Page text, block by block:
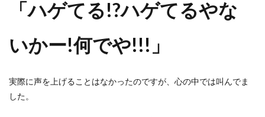
「ハゲてる!?ハゲてるやな
いかー!何でや!!!」
実際に声を上げることはなかったのですが、心の中では叫んでま
した。